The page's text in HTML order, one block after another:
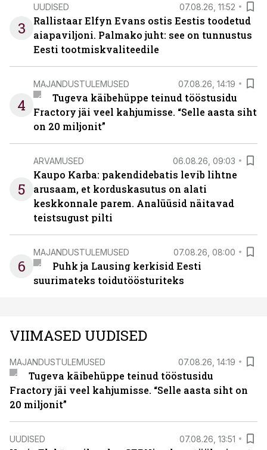
3
UUDISED 07.08.26, 11:52
Rallistaar Elfyn Evans ostis Eestis toodetud
aiapaviljoni. Palmako juht: see on tunnustus
Eesti tootmiskvaliteedile
4
MAJANDUSTULEMUSED 07.08.26, 14:19
Tugeva käibehüppe teinud tööstusidu
Fractory jäi veel kahjumisse. “Selle aasta siht
on 20 miljonit”
5
ARVAMUSED 06.08.26, 09:03
Kaupo Karba: pakendidebatis levib lihtne
arusaam, et korduskasutus on alati
keskkonnale parem. Analüüsid näitavad
teistsugust pilti
6
MAJANDUSTULEMUSED 07.08.26, 08:00
Puhk ja Lausing kerkisid Eesti
suurimateks toidutöösturiteks
VIIMASED UUDISED
MAJANDUSTULEMUSED 07.08.26, 14:19
Tugeva käibehüppe teinud tööstusidu
Fractory jäi veel kahjumisse. “Selle aasta siht on
20 miljonit”
UUDISED 07.08.26, 13:51